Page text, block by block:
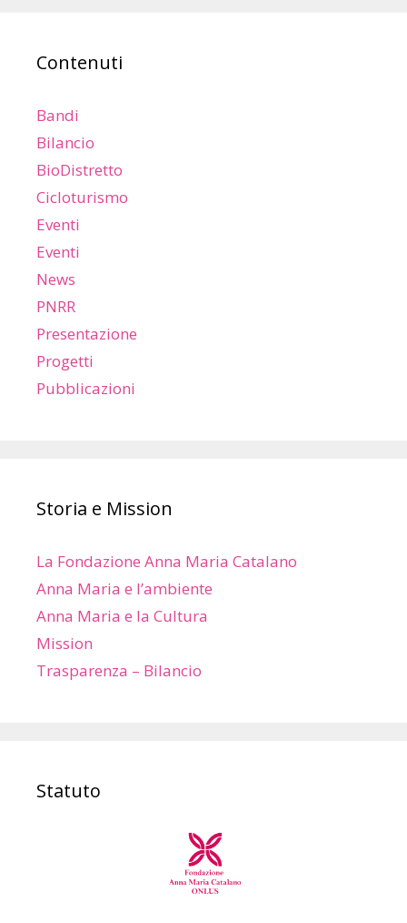
Contenuti
Bandi
Bilancio
BioDistretto
Cicloturismo
Eventi
Eventi
News
PNRR
Presentazione
Progetti
Pubblicazioni
Storia e Mission
La Fondazione Anna Maria Catalano
Anna Maria e l’ambiente
Anna Maria e la Cultura
Mission
Trasparenza – Bilancio
Statuto